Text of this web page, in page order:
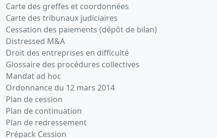
Carte des greffes et coordonnées
Carte des tribunaux judiciaires
Cessation des paiements (dépôt de bilan)
Distressed M&A
Droit des entreprises en difficulté
Glossaire des procédures collectives
Mandat ad hoc
Ordonnance du 12 mars 2014
Plan de cession
Plan de continuation
Plan de redressement
Prépack Cession